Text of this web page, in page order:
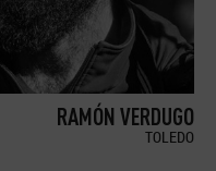
RAMÓN VERDUGO
TOLEDO